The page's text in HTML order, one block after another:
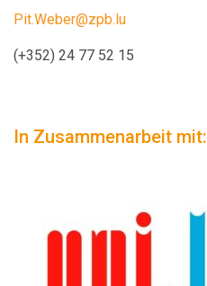
Pit.Weber@zpb.lu
(+352) 24 77 52 15
In Zusammenarbeit mit: